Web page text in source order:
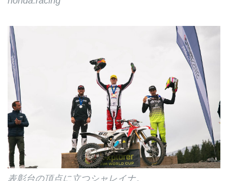
表彰台の頂点に立つシャレイナ。